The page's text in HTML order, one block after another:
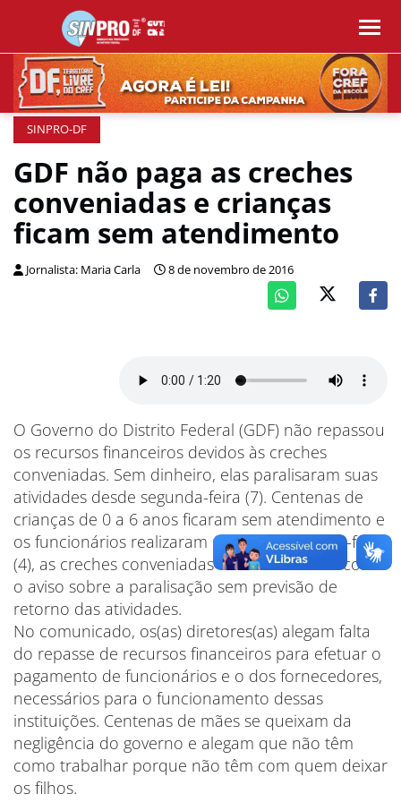
SINPRO-DF
GDF não paga as creches
conveniadas e crianças
ficam sem atendimento
Jornalista: Maria Carla 8 de novembro de 2016
O Governo do Distrito Federal (GDF) não repassou
os recursos financeiros devidos às creches
conveniadas. Sem dinheiro, elas paralisaram suas
atividades desde segunda-feira (7). Centenas de
crianças de 0 a 6 anos ficaram sem atendimento e
os funcionários realizaram protesto. Na sexta-feira
(4), as creches conveniadas fixaram cartazes com
o aviso sobre a paralisação sem previsão de
retorno das atividades.
No comunicado, os(as) diretores(as) alegam falta
do repasse de recursos financeiros para efetuar o
pagamento de funcionários e o dos fornecedores,
necessários para o funcionamento dessas
instituições. Centenas de mães se queixam da
negligência do governo e alegam que não têm
como trabalhar porque não têm com quem deixar
os filhos.